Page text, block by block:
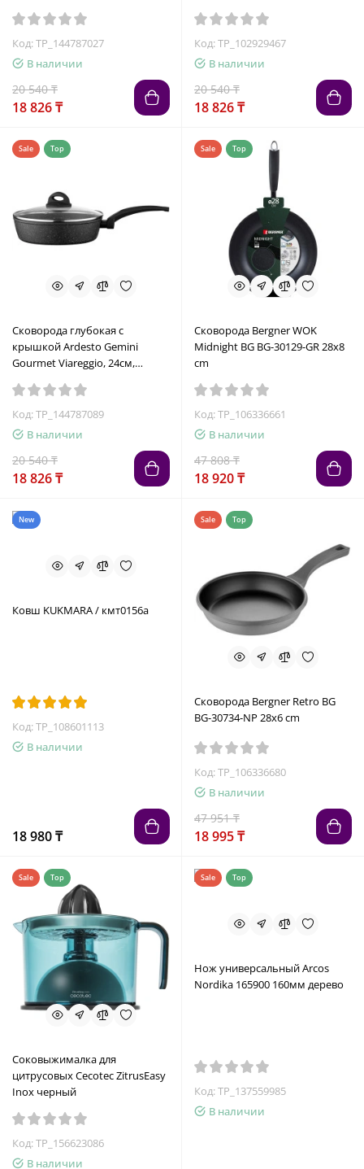
Код: TP_144787027
В наличии
20 540 ₸
18 826 ₸
Код: TP_102929467
В наличии
20 540 ₸
18 826 ₸
Sale Top
Сковорода глубокая с
крышкой Ardesto Gemini
Gourmet Viareggio, 24см,
Код: TP_144787089
В наличии
20 540 ₸
18 826 ₸
Sale Top
Сковорода Bergner WOK
Midnight BG BG-30129-GR 28x8
cm
Код: TP_106336661
В наличии
47 808 ₸
18 920 ₸
New
Ковш KUKMARA / кмт0156а
Код: TP_108601113
В наличии
18 980 ₸
Sale Top
Сковорода Bergner Retro BG
BG-30734-NP 28x6 cm
Код: TP_106336680
В наличии
47 951 ₸
18 995 ₸
Sale Top
Соковыжималка для
цитрусовых Cecotec ZitrusEasy
Inox черный
Код: TP_156623086
В наличии
Sale Top
Нож универсальный Arcos
Nordika 165900 160мм дерево
Код: TP_137559985
В наличии